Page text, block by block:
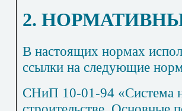
2.
В настоящих нормах
ссылки на следующие
СНиП 10-01-94 «Система